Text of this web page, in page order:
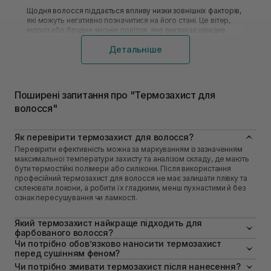
Щодня волосся піддається впливу низки зовнішніх факторів,
які можуть негативно позначитися на його стані. Це вітер,
мороз або брудне міське повітря, яке викликає швидке
засолювання. Зберегти густоту та гарний вид пасм після
застосування гарячої плойки або випрямляча локонів
забезпечити пасма поживними речовинами та необхідним
рівнем зволоження. Захищене волосся стає сильним,
пишним і блискучим, росте здоровим і привертає увагу. На
волосся, що залежать від складу та виробника. Тут завжди
можна підібрати якісну термокосметику від
найвідоміших брендів.
Використання пристроїв для укладання (плойки,
прасування-випрямляча) та сушіння гарячим повітрям
руйнує внутрішні керамідні зв'язки, що може швидко
призвести до часткового облисіння. Професіонали-
ультрафіолетового випромінювання під час відвідування
сауни або пляжу.
Види засобів термозахисту для волосся
Детальніше
Поширені запитання про "Термозахист для
волосся"
Як перевірити термозахист для волосся?
Перевірити ефективність можна за маркуванням із зазначенням
максимальної температури захисту та аналізом складу, де мають
бути термостійкі полімери або силікони. Після використання
професійний термозахист для волосся не має залишати плівку та
склеювати локони, а робити їх гладкими, менш пухнастими й без
ознак пересушування чи ламкості.
Який термозахист найкраще підходить для
фарбованого волосся?
Для фарбованих пасм рекомендується купити термозахист для
волосся з позначкою color protection, що додатково зменшує
вимивання пігменту. Бажано, щоб у складі були протеїни, кератин
Чи потрібно обов’язково наносити термозахист
перед сушінням феном?
Під час сушіння феном навіть за низьких температур повітря може
Чи потрібно змивати термозахист після нанесення?